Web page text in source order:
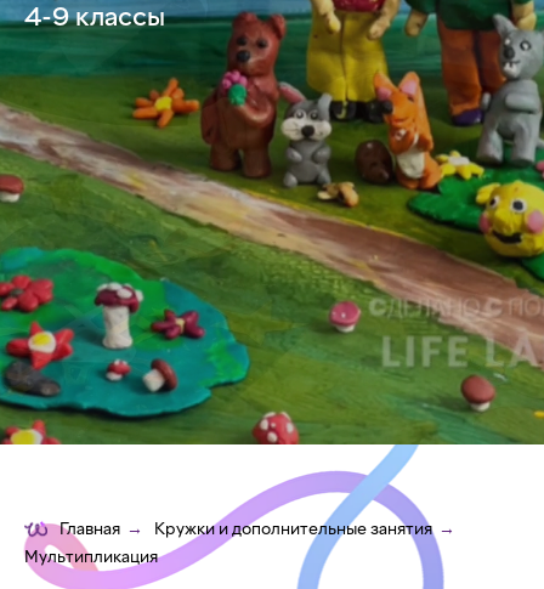
4-9 классы
Главная → Кружки и дополнительные занятия →
Мультипликация